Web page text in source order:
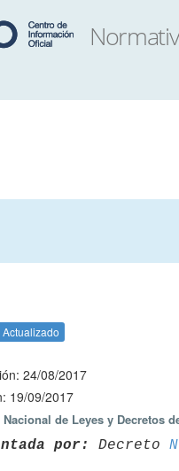
24/08/2017
19/09/2017
de Leyes y Decretos
por: Decreto